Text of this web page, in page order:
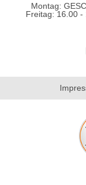
Montag:
Freitag: 16.00 -